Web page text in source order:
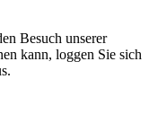
Besuch unserer
kann, loggen Sie sich